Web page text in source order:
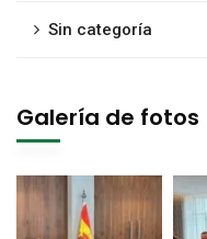
Sin categoría
Galería de fotos